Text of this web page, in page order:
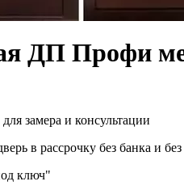
ДП Профи
замера и консультации
в рассрочку без банка и
ключ"